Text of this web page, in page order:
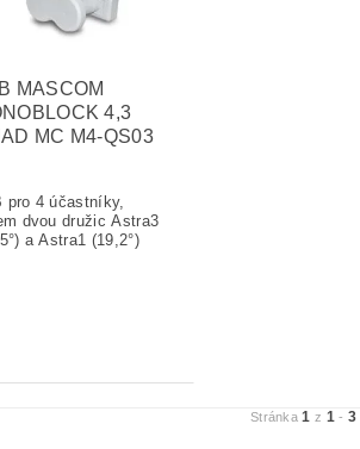
MASCOM
4,3
MC M4-QS03
Stránka1 z 1 -3